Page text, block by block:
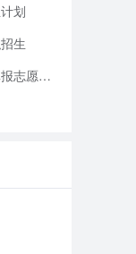
划
生
2021年石家庄高中录取分数线、填报志愿、招生录取安排